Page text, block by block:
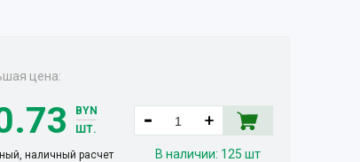
В наличии: 125 шт
цена:
BYN
ШТ.
наличный расчет